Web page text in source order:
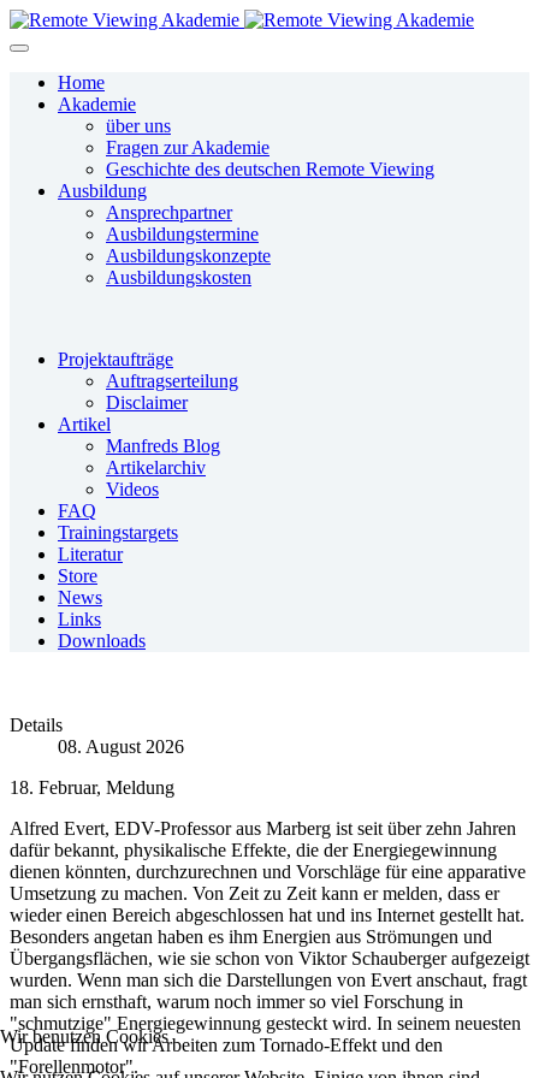
Home
Akademie
über uns
Fragen zur Akademie
Geschichte des deutschen Remote Viewing
Ausbildung
Ansprechpartner
Ausbildungstermine
Ausbildungskonzepte
Ausbildungskosten
Projektaufträge
Auftragserteilung
Disclaimer
Artikel
Manfreds Blog
Artikelarchiv
Videos
FAQ
Trainingstargets
Literatur
Store
News
Links
Downloads
Details
08. August 2026
18. Februar, Meldung
Alfred Evert, EDV-Professor aus Marberg ist seit über zehn Jahren
dafür bekannt, physikalische Effekte, die der Energiegewinnung
dienen könnten, durchzurechnen und Vorschläge für eine apparative
Umsetzung zu machen. Von Zeit zu Zeit kann er melden, dass er
wieder einen Bereich abgeschlossen hat und ins Internet gestellt hat.
Besonders angetan haben es ihm Energien aus Strömungen und
Übergangsflächen, wie sie schon von Viktor Schauberger aufgezeigt
wurden. Wenn man sich die Darstellungen von Evert anschaut, fragt
man sich ernsthaft, warum noch immer so viel Forschung in
"schmutzige" Energiegewinnung gesteckt wird. In seinem neuesten
Update finden wir Arbeiten zum Tornado-Effekt und den
"Forellenmotor".
Wir benutzen Cookies